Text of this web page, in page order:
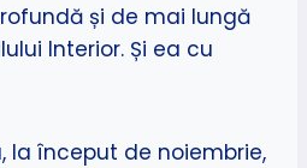
și de mai lungă
Interior. Și ea cu
la început de noiembrie,